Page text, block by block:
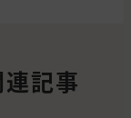
記事